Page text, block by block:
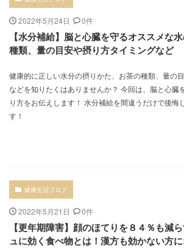
2022年5月24日 0件
【水分補給】脳と心臓を守るオススメな
種類、量の目安や摂り方タイミングなど
健康的に正しい水分の摂りかた、お茶の種類、量の
などを知りたくはありませんか？ 今回は、脳と心臓
り方をお伝えします！ 水分補給を間違うだけで後悔
す！
健康生活ブログ
2022年5月21日 0件
【更年期障害】顔のほてりを８４％も減
ュに効く食べ物とは！漢方も効かない方